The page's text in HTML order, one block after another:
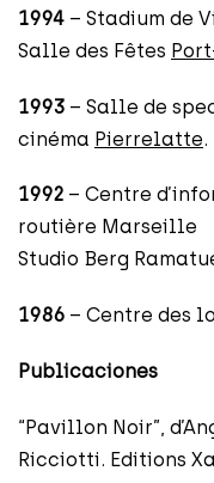
1994 – Stadium de
Salle des Fêtes
1993 – Salle de
cinéma Pierrelatte.
1992 – Centre
routière Marseille
Studio Berg
1986 – Centre des
Publicaciones
“Pavillon Noir”,
Ricciotti. Editions